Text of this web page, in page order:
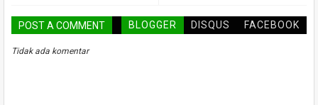
POST A COMMENT BLOGGER DISQUS FACEBOOK
Tidak ada komentar